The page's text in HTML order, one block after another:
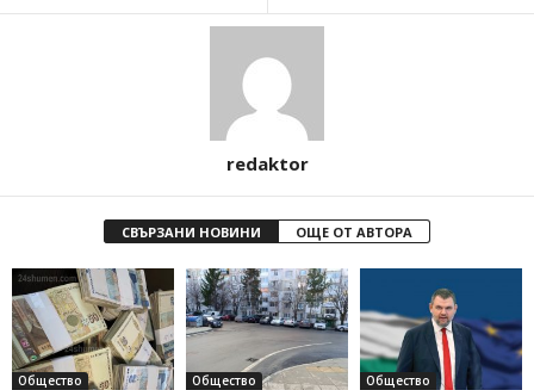
redaktor
СВЪРЗАНИ НОВИНИ ОЩЕ ОТ АВТОРА
Общество Общество Общество